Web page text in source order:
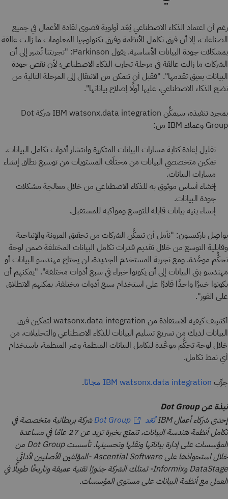
رغم أن اعتماد الذكاء الاصطناعي يُعَد أولوية قصوى لقادة الأعمال في جميع
الصناعات، إلا أن فرق تكامل الأنظمة وفرق تكنولوجيا المعلومات ما زالت عالقة
بمشكلات جودة البيانات الأساسية. يقول Parkinson: "تجربتنا تُشير إلى أن
الشركات ما زالت عالقة في مرحلة تجارب الذكاء الاصطناعي؛ لأن نقص جودة
البيانات يعيق تقدمها". "فقبل أن تتمكن من الانتقال إلى المرحلة التالية من
نضج الذكاء الاصطناعي، عليها أولًا إصلاح بياناتها".
بمجرد تنفيذه، سيمكِّن IBM watsonx.data integration شركة Dot
Group وعملاء IBM من:
تقليل إعادة كتابة مسارات البيانات المتكررة وانتشار أدوات تكامل البيانات.
تمكين متخصصي البيانات من مختلَف المستويات من توسيع نطاق إنشاء
مسارات البيانات.
إنشاء أساس موثوق به للذكاء الاصطناعي من خلال معالجة مشكلات
جودة البيانات.
إنشاء بنية بيانات قابلة للتوسع ومواكبة للمستقبل.
يواصِل باركنسون: "نأمل أن تتمكَّن الشركات من تحقيق المرونة والإنتاجية
وقابلية التوسع من خلال تقديم قدرات تكامل البيانات المختلفة ضمن لوحة
تحكُّم موحَّدة. ومع تجربة المستخدم الجديدة، لن يحتاج مهندسو البيانات أو
مهندسو بنى البيانات إلى أن يكونوا خبراء في سبع أدوات مختلفة". "يمكنهم أن
يكونوا خبيرًا واحدًا قادرًا على استخدام سبع أدوات مختلفة. يمكنهم الانطلاق
على الفور".
اكتشِف كيفية الاستفادة من watsonx.data integration لتمكين فرق
البيانات لديك من تسريع تسليم البيانات للذكاء الاصطناعي والتحليلات، من
خلال لوحة تحكُّم موحَّدة لتكامل البيانات المنظمة وغير المنظمة، باستخدام
أي نمط تكامل.
جرِّب IBM watsonx.data integration مجانًا.
نبذة عن Dot Group
إحدى شركاء أعمال IBM
تُعَد Dot Group
شركة بريطانية متخصصة في
تكامل أنظمة هندسة البيانات، تتمتع بخبرة تزيد عن 27 عامًا في مساعدة
المؤسسات على إدارة بياناتها ونقلها وتحسينها. تأسست Dot Group من
خلال استحواذها على Ascential Software -المؤلفين الأصليين لأداتَي
DataStage وInformix- تمتلك الشركة جذورًا تقنية عميقة وتاريخًا طويلًا في
العمل مع أنظمة البيانات على مستوى المؤسسات.